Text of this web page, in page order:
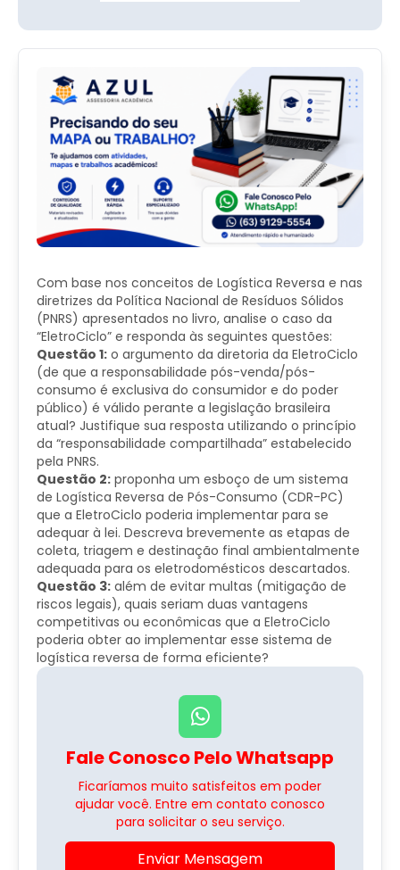
Com base nos conceitos de Logística Reversa e nas
diretrizes da Política Nacional de Resíduos Sólidos
(PNRS) apresentados no livro, analise o caso da
“EletroCiclo” e responda às seguintes questões:
Questão 1: o argumento da diretoria da EletroCiclo
(de que a responsabilidade pós-venda/pós-
consumo é exclusiva do consumidor e do poder
público) é válido perante a legislação brasileira
atual? Justifique sua resposta utilizando o princípio
da “responsabilidade compartilhada” estabelecido
pela PNRS.
Questão 2: proponha um esboço de um sistema
de Logística Reversa de Pós-Consumo (CDR-PC)
que a EletroCiclo poderia implementar para se
adequar à lei. Descreva brevemente as etapas de
coleta, triagem e destinação final ambientalmente
adequada para os eletrodomésticos descartados.
Questão 3: além de evitar multas (mitigação de
riscos legais), quais seriam duas vantagens
competitivas ou econômicas que a EletroCiclo
poderia obter ao implementar esse sistema de
logística reversa de forma eficiente?
Fale Conosco Pelo Whatsapp
Ficaríamos muito satisfeitos em poder
ajudar você. Entre em contato conosco
para solicitar o seu serviço.
Enviar Mensagem